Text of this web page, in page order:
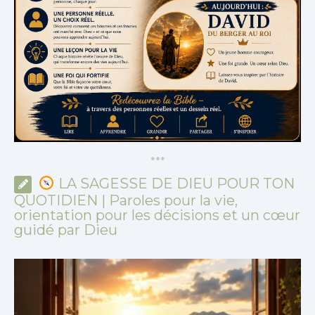
***
LA SAGESSE DE DIEU POUR TON
QUOTIDIEN | Paroles pour la vie,
orientation pour les décisions et un cœur
guidé par Dieu